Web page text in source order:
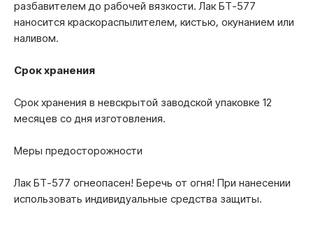
разбавителем до рабочей вязкости. Лак БТ-577
наносится краскораспылителем, кистью, окунанием или
наливом.
Срок хранения
Срок хранения в невскрытой заводской упаковке 12
месяцев со дня изготовления.
Меры предосторожности
Лак БТ-577 огнеопасен! Беречь от огня! При нанесении
использовать индивидуальные средства защиты.